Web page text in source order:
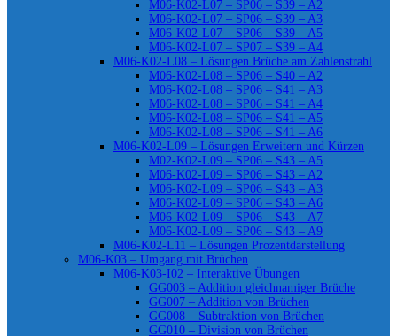
M06-K02-L07 – SP06 – S39 – A2
M06-K02-L07 – SP06 – S39 – A3
M06-K02-L07 – SP06 – S39 – A5
M06-K02-L07 – SP07 – S39 – A4
M06-K02-L08 – Lösungen Brüche am Zahlenstrahl
M06-K02-L08 – SP06 – S40 – A2
M06-K02-L08 – SP06 – S41 – A3
M06-K02-L08 – SP06 – S41 – A4
M06-K02-L08 – SP06 – S41 – A5
M06-K02-L08 – SP06 – S41 – A6
M06-K02-L09 – Lösungen Erweitern und Kürzen
M02-K02-L09 – SP06 – S43 – A5
M06-K02-L09 – SP06 – S43 – A2
M06-K02-L09 – SP06 – S43 – A3
M06-K02-L09 – SP06 – S43 – A6
M06-K02-L09 – SP06 – S43 – A7
M06-K02-L09 – SP06 – S43 – A9
M06-K02-L11 – Lösungen Prozentdarstellung
M06-K03 – Umgang mit Brüchen
M06-K03-I02 – Interaktive Übungen
GG003 – Addition gleichnamiger Brüche
GG007 – Addition von Brüchen
GG008 – Subtraktion von Brüchen
GG010 – Division von Brüchen